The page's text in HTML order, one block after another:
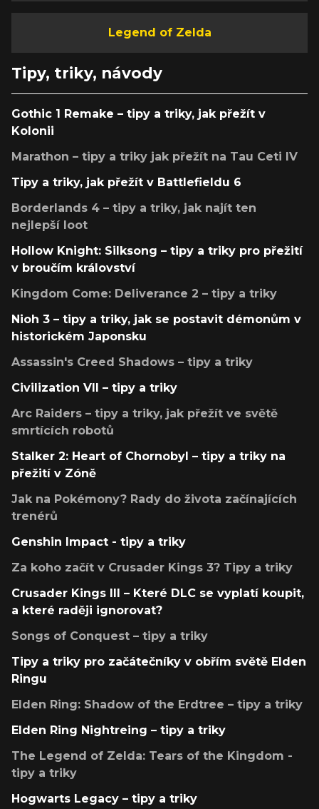
Legend of Zelda
Tipy, triky, návody
Gothic 1 Remake – tipy a triky, jak přežít v
Kolonii
Marathon – tipy a triky jak přežít na Tau Ceti IV
Tipy a triky, jak přežít v Battlefieldu 6
Borderlands 4 – tipy a triky, jak najít ten
nejlepší loot
Hollow Knight: Silksong – tipy a triky pro přežití
v broučím království
Kingdom Come: Deliverance 2 – tipy a triky
Nioh 3 – tipy a triky, jak se postavit démonům v
historickém Japonsku
Assassin's Creed Shadows – tipy a triky
Civilization VII – tipy a triky
Arc Raiders – tipy a triky, jak přežít ve světě
smrtících robotů
Stalker 2: Heart of Chornobyl – tipy a triky na
přežití v Zóně
Jak na Pokémony? Rady do života začínajících
trenérů
Genshin Impact - tipy a triky
Za koho začít v Crusader Kings 3? Tipy a triky
Crusader Kings III – Které DLC se vyplatí koupit,
a které raději ignorovat?
Songs of Conquest – tipy a triky
Tipy a triky pro začátečníky v obřím světě Elden
Ringu
Elden Ring: Shadow of the Erdtree – tipy a triky
Elden Ring Nightreing – tipy a triky
The Legend of Zelda: Tears of the Kingdom -
tipy a triky
Hogwarts Legacy – tipy a triky